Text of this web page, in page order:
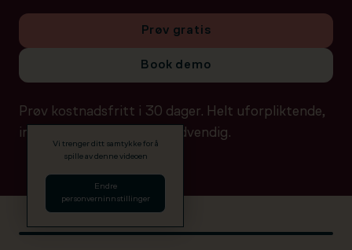
Prøv gratis
Book demo
Prøv kostnadsfritt i 30 dager. Helt uforpliktende,
ingen betalingsdetaljer nødvendig.
Vi trenger ditt samtykke for å
spille av denne videoen
Endre
personverninnstillinger